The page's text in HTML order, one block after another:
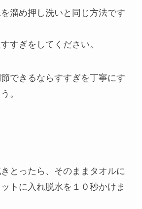
溜め押し洗いと同じ方法です
すぎをしてください。
できるならすすぎを丁寧にす
。
とったら、そのままタオルに
トに入れ脱水を１０秒かけま